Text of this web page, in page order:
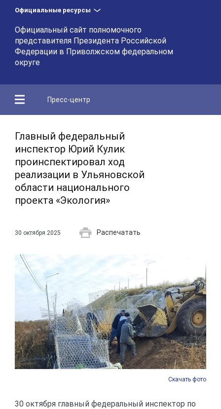
Официальные ресурсы
Официальный сайт полномочного
представителя Президента Российской
Федерации в Приволжском федеральном
округе
Пресс-центр
Главный федеральный
инспектор Юрий Кулик
проинспектировал ход
реализации в Ульяновской
области национального
проекта «Экология»
30 октября 2025 Распечатать
Скачать фото
30 октября главный федеральный инспектор по